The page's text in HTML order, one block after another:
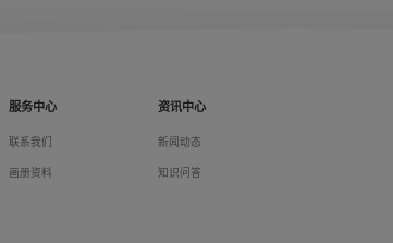
服务中心
联系我们
画册资料
资讯中心
新闻动态
知识问答